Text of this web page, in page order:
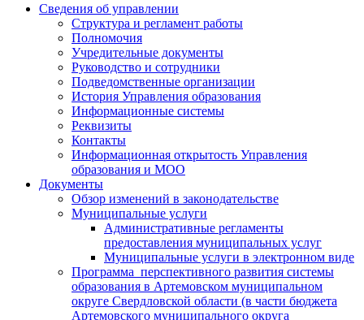
Сведения об управлении
Структура и регламент работы
Полномочия
Учредительные документы
Руководство и сотрудники
Подведомственные организации
История Управления образования
Информационные системы
Реквизиты
Контакты
Информационная открытость Управления
образования и МОО
Документы
Обзор изменений в законодательстве
Муниципальные услуги
Административные регламенты
предоставления муниципальных услуг
Муниципальные услуги в электронном виде
Программа перспективного развития системы
образования в Артемовском муниципальном
округе Свердловской области (в части бюджета
Артемовского муниципального округа